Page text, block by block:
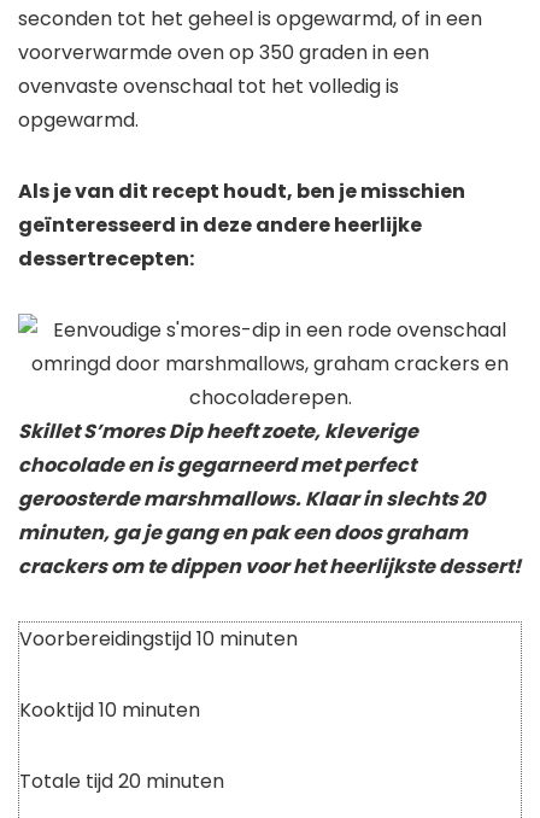
seconden tot het geheel is opgewarmd, of in een
voorverwarmde oven op 350 graden in een
ovenvaste ovenschaal tot het volledig is
opgewarmd.
Als je van dit recept houdt, ben je misschien
geïnteresseerd in deze andere heerlijke
dessertrecepten:
Skillet S’mores Dip heeft zoete, kleverige
chocolade en is gegarneerd met perfect
geroosterde marshmallows. Klaar in slechts 20
minuten, ga je gang en pak een doos graham
crackers om te dippen voor het heerlijkste dessert!
Voorbereidingstijd10 minuten
Kooktijd10 minuten
Totale tijd20 minuten